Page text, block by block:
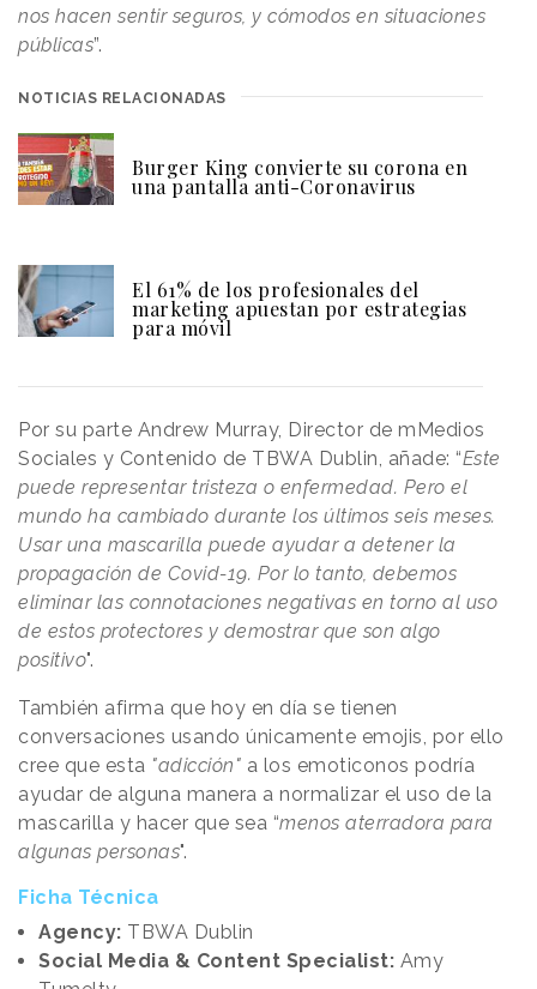
nos hacen sentir seguros, y cómodos en situaciones
públicas”.
NOTICIAS RELACIONADAS
Burger King convierte su corona en
una pantalla anti-Coronavirus
El 61% de los profesionales del
marketing apuestan por estrategias
para móvil
Por su parte Andrew Murray, Director de mMedios
Sociales y Contenido de TBWA Dublin, añade: “Este
puede representar tristeza o enfermedad. Pero el
mundo ha cambiado durante los últimos seis meses.
Usar una mascarilla puede ayudar a detener la
propagación de Covid-19. Por lo tanto, debemos
eliminar las connotaciones negativas en torno al uso
de estos protectores y demostrar que son algo
positivo".
También afirma que hoy en día se tienen
conversaciones usando únicamente emojis, por ello
cree que esta "adicción" a los emoticonos podría
ayudar de alguna manera a normalizar el uso de la
mascarilla y hacer que sea “menos aterradora para
algunas personas".
Ficha Técnica
Agency: TBWA Dublin
Social Media & Content Specialist: Amy